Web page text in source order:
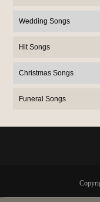
Wedding Songs
Hit Songs
Christmas Songs
Funeral Songs